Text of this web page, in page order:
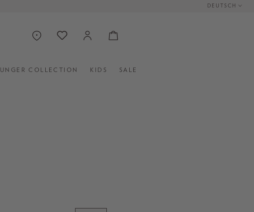
DEUTSCH
UNGER COLLECTION KIDS SALE